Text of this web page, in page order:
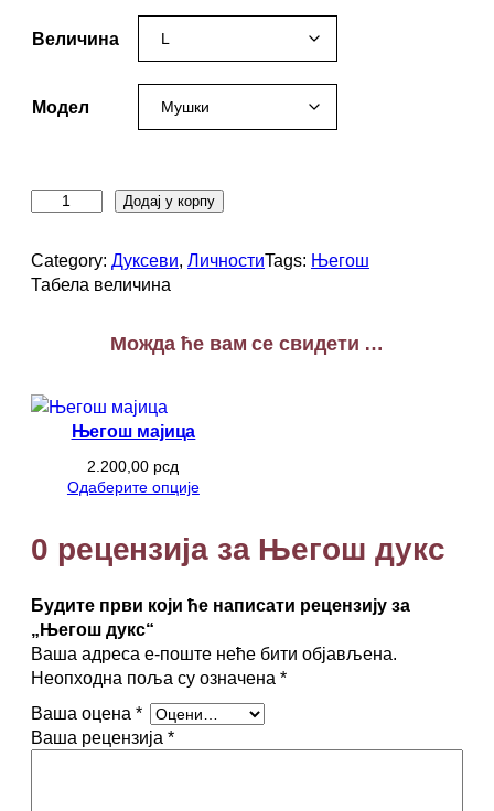
Величина
Модел
г
о
ш
с
к
и
н
Додај у корпу
Category: Дуксеви, ЛичностиTags: Његош
Табела величина
Можда ће вам се свидети …
Његош мајица
2.200,00 рсд
Одаберите опције
0 рецензија за Његош дукс
Будите први који ће написати рецензију за
„Његош дукс“
Ваша адреса е-поште неће бити објављена.
Неопходна поља су означена *
Ваша оцена *
Ваша рецензија *